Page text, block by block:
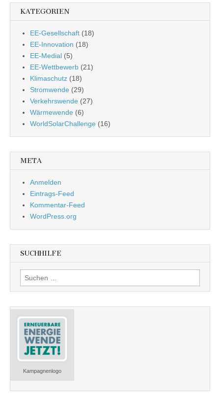
KATEGORIEN
EE-Gesellschaft (18)
EE-Innovation (18)
EE-Medial (5)
EE-Wettbewerb (21)
Klimaschutz (18)
Stromwende (29)
Verkehrswende (27)
Wärmewende (6)
WorldSolarChallenge (16)
META
Anmelden
Eintrags-Feed
Kommentar-Feed
WordPress.org
SUCHHILFE
Suchen
nach:
Kampagnenlogo